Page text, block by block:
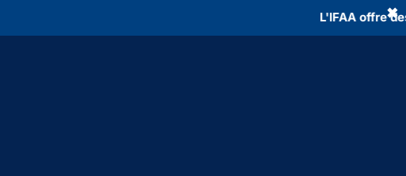
L'IFAA offre des ✖